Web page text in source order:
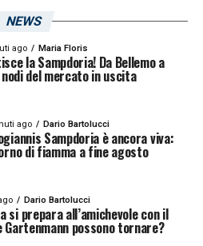
NEWS
ago Maria Floris
la Sampdoria! Da Bellemo a
del mercato in uscita
ago Dario Bartolucci
Sampdoria è ancora viva:
di fiamma a fine agosto
Dario Bartolucci
si prepara all’amichevole con il
Gartenmann possono tornare?